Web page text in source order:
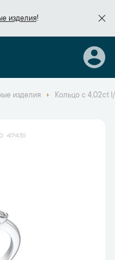
изделия!
изделия Кольцо с 4,02ct
4745